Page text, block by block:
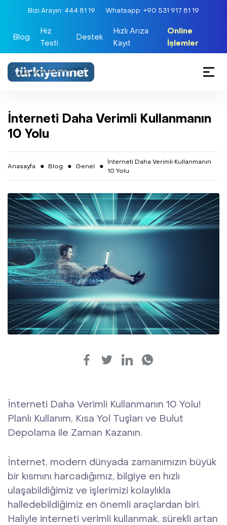
Bizi Arayın: 444 81 19 Whatsapp: +90 531 917 81 19
Blog
Hız
Testi
Destek
Hızlı Arıza
Kayıt
Online
İşlemler
Metro İnternet
Tarifeler
Yeni Abonelik
Kurumsal
Hız Testi
Destek
İletişim
İnterneti Daha Verimli Kullanmanın
10 Yolu
Anasayfa Blog Genel
İnterneti Daha Verimli Kullanmanın
10 Yolu
İnterneti Daha Verimli Kullanmanın 10 Yolu!
Planlı Kullanım, Kısa Yol Tuşları ve Bulut
Depolama ile Zaman Kazanın.
İnternet, modern dünyada zamanımızın büyük
bir kısmını harcadığımız, bilgiye en hızlı
ulaşabildiğimiz ve işlerimizi kolaylıkla
halledebildiğimiz en önemli araçlardan biri.
Haliyle interneti verimli kullanmak, sürekli artan